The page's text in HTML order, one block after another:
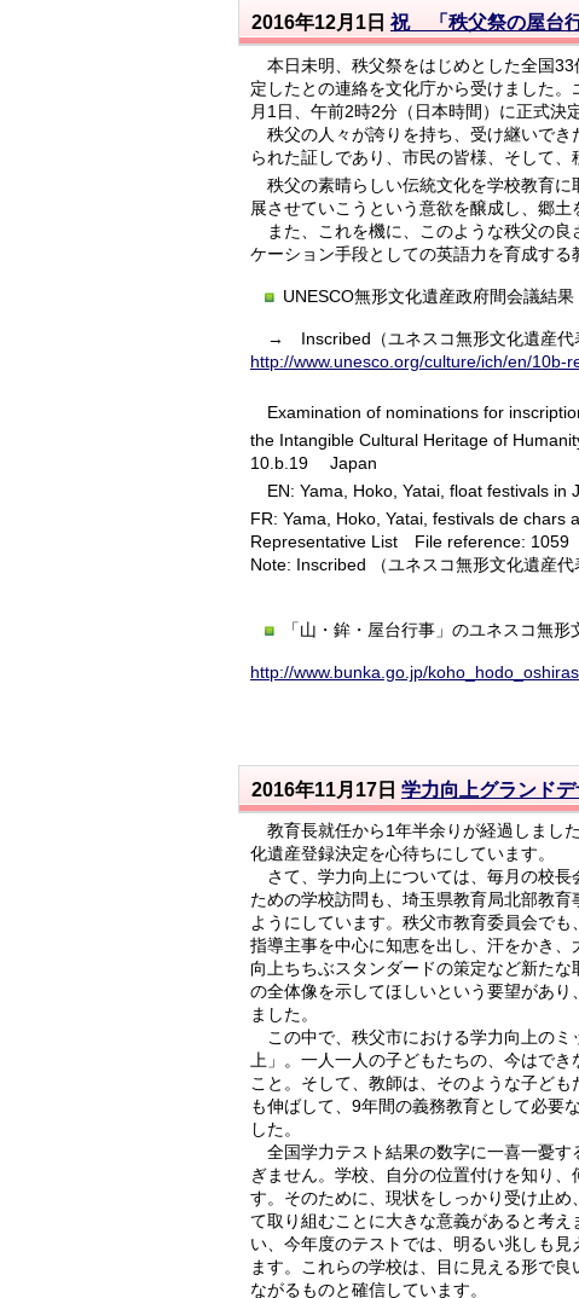
2016年12月1日祝 「秩父祭の屋台
本日未明、秩父祭をはじめとした全国
定したとの連絡を文化庁から受けました
月1日、午前2時2分（日本時間）に正式決
秩父の人々が誇りを持ち、受け継いでき
られた証しであり、市民の皆様、そして
秩父の素晴らしい伝統文化を学校教育
展させていこうという意欲を醸成し、郷
また、これを機に、このような秩父の良
ケーション手段としての英語力を育成する
UNESCO無形文化遺産政府間会議結果
→ Inscribed（ユネスコ無形文化遺産代
http://www.unesco.org/culture/ich/en/10b-
Examination of nominations for
the Intangible Cultural Heritage of
10.b.19 Japan
EN: Yama, Hoko, Yatai, float festivals in
FR: Yama, Hoko, Yatai, festivals de chars
Representative List File reference: 1059
Note: Inscribed （ユネスコ無形文化遺産代
「山・鉾・屋台行事」のユネスコ無
http://www.bunka.go.jp/
2016年11月17日 学力向上グランド
教育長就任から1年半余りが経過しまし
化遺産登録決定を心待ちにしています。
さて、学力向上については、毎月の校長
ための学校訪問も、埼玉県教育局北部教
ようにしています。秩父市教育委員会で
指導主事を中心に知恵を出し、汗をかき
向上ちちぶスタンダードの策定など新た
の全体像を示してほしいという要望があ
ました。
この中で、秩父市における学力向上のミ
上」。一人一人の子どもたちの、今はで
こと。そして、教師は、そのような子ど
も伸ばして、9年間の義務教育として必要
した。
全国学力テスト結果の数字に一喜一憂す
ぎません。学校、自分の位置付けを知り
す。そのために、現状をしっかり受け止
て取り組むことに大きな意義があると考
い、今年度のテストでは、明るい兆しも
ます。これらの学校は、目に見える形で
ながるものと確信しています。